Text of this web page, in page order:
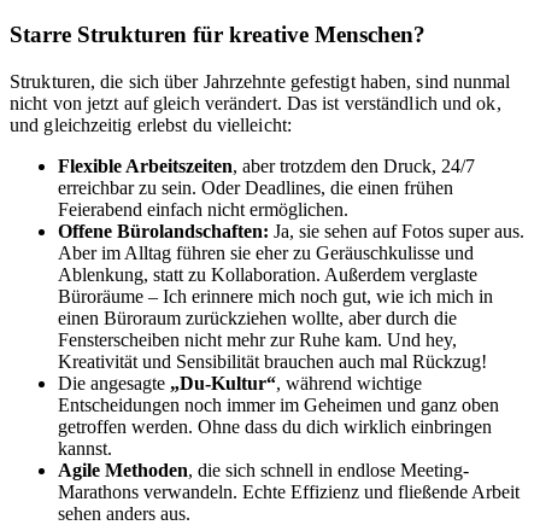
Starre Strukturen für kreative Menschen?
Strukturen, die sich über Jahrzehnte gefestigt haben, sind nunmal
nicht von jetzt auf gleich verändert. Das ist verständlich und ok,
und gleichzeitig erlebst du vielleicht:
Flexible Arbeitszeiten, aber trotzdem den Druck, 24/7
erreichbar zu sein. Oder Deadlines, die einen frühen
Feierabend einfach nicht ermöglichen.
Offene Bürolandschaften: Ja, sie sehen auf Fotos super aus.
Aber im Alltag führen sie eher zu Geräuschkulisse und
Ablenkung, statt zu Kollaboration. Außerdem verglaste
Büroräume – Ich erinnere mich noch gut, wie ich mich in
einen Büroraum zurückziehen wollte, aber durch die
Fensterscheiben nicht mehr zur Ruhe kam. Und hey,
Kreativität und Sensibilität brauchen auch mal Rückzug!
Die angesagte „Du-Kultur“, während wichtige
Entscheidungen noch immer im Geheimen und ganz oben
getroffen werden. Ohne dass du dich wirklich einbringen
kannst.
Agile Methoden, die sich schnell in endlose Meeting-
Marathons verwandeln. Echte Effizienz und fließende Arbeit
sehen anders aus.